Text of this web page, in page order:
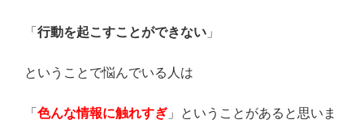
「 行動を起こすことができない 」
ということで悩んでいる人は
「 色んな情報に触れすぎ 」ということがあると思いま